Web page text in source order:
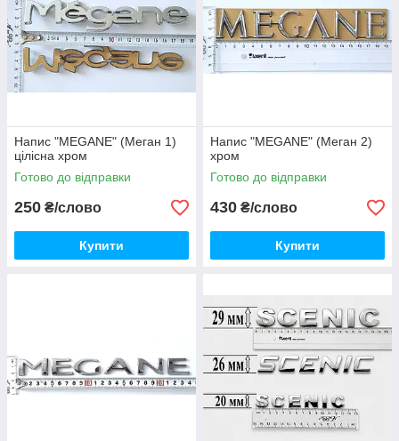
Напис "MEGANE" (Меган 1)
цілісна хром
Готово до відправки
250 ₴/слово
Купити
Напис "MEGANE" (Меган 2)
хром
Готово до відправки
430 ₴/слово
Купити